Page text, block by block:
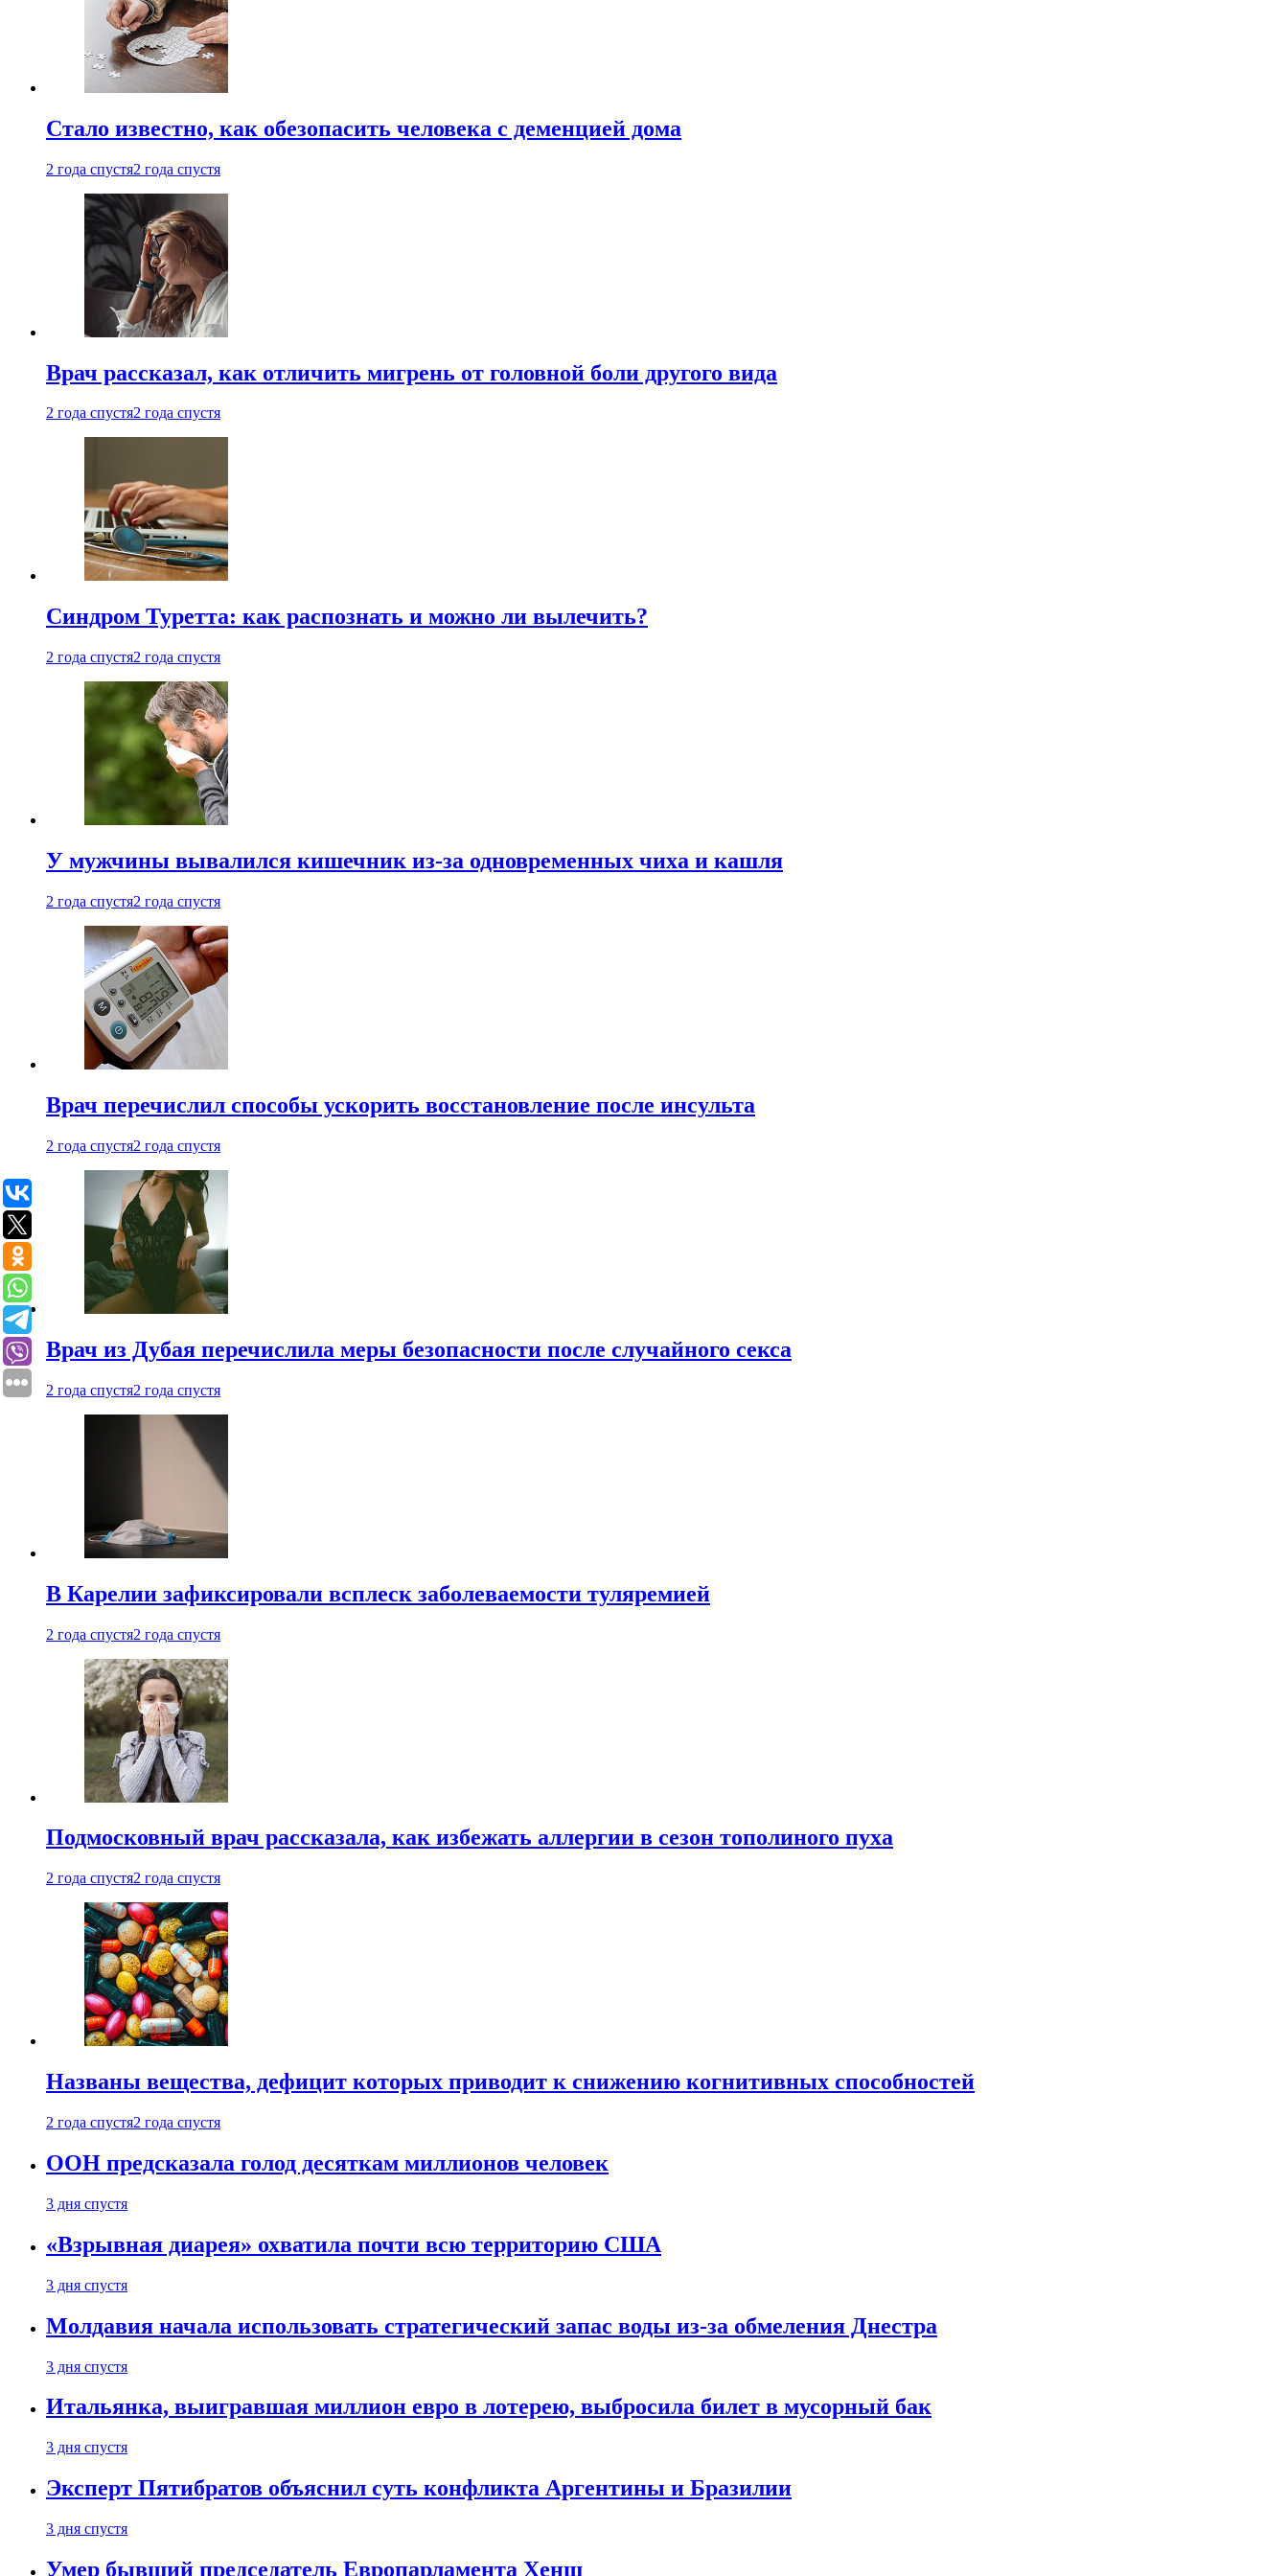
Стало известно, как обезопасить человека с деменцией дома
2 года спустя2 года спустя
Врач рассказал, как отличить мигрень от головной боли другого вида
2 года спустя2 года спустя
Синдром Туретта: как распознать и можно ли вылечить?
2 года спустя2 года спустя
У мужчины вывалился кишечник из-за одновременных чиха и кашля
2 года спустя2 года спустя
Врач перечислил способы ускорить восстановление после инсульта
2 года спустя2 года спустя
Врач из Дубая перечислила меры безопасности после случайного секса
2 года спустя2 года спустя
В Карелии зафиксировали всплеск заболеваемости туляремией
2 года спустя2 года спустя
Подмосковный врач рассказала, как избежать аллергии в сезон тополиного пуха
2 года спустя2 года спустя
Названы вещества, дефицит которых приводит к снижению когнитивных способностей
2 года спустя2 года спустя
ООН предсказала голод десяткам миллионов человек
3 дня спустя
«Взрывная диарея» охватила почти всю территорию США
3 дня спустя
Молдавия начала использовать стратегический запас воды из-за обмеления Днестра
3 дня спустя
Итальянка, выигравшая миллион евро в лотерею, выбросила билет в мусорный бак
3 дня спустя
Эксперт Пятибратов объяснил суть конфликта Аргентины и Бразилии
3 дня спустя
Умер бывший председатель Европарламента Хенш